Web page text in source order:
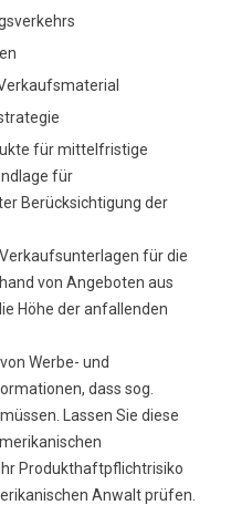
für mittelfristige
für
Berücksichtigung der
für die
von Angeboten aus
Höhe der anfallenden
Werbe- und
dass sog.
Lassen Sie diese
Produkthaftpflichtrisiko
Anwalt prüfen.